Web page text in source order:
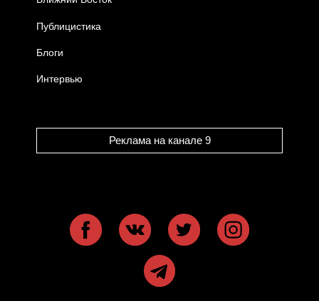
Публицистика
Блоги
Интервью
Реклама на канале 9